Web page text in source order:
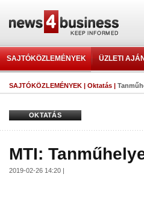
SAJTÓKÖZLEMÉNYEK ÜZLETI
SAJTÓKÖZLEMÉNYEK | Oktatás |
OKTATÁS
MTI:
2019-02-26 14:20 |